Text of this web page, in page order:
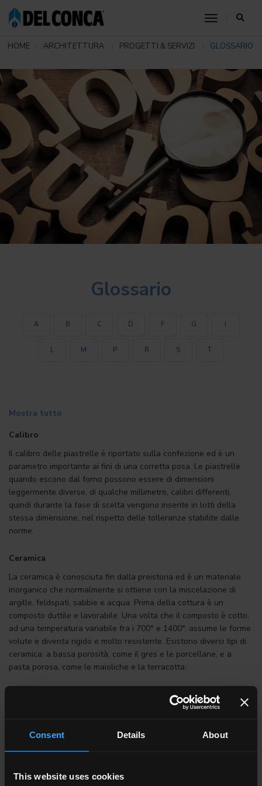
Consent Details About
This website uses cookies
toggle
HOME ARCHITETTURA PROGETTI & SERVIZI GLOSSARIO
Glossario
A B C D F G I
L M P R S T
Mostra tutto
Calibro
Il calibro delle piastrelle è riportato sulla confezione ed è un
parametro importante ai fini di una corretta posa. Le piastrelle
quando escono dal forno possono essere di dimensioni
leggermente diverse, di qualche millimetro, calibri differenti,
quindi durante la fase di scelta vengono inserite in lotti della
stessa dimensione, nel rispetto delle tolleranze stabilite dalle
norme.
Ceramica
La ceramica è conosciuta fin dalla preistoria ed è un materiale
inorganico che normalmente si ottiene con la miscelazione di
argille, feldspati, sabbie e acqua. Prima della cottura è un
composto duttile e lavorabile. Una volta che il composto è cotto,
ad una temperatura variabile fra i 700° e 1400°, assume le forme
volute e diventa rigido e molto resistente. Esistono diversi tipi di
ceramica: a bassa porosità, come il gres e le porcellane, e a
pasta porosa, come le maioliche e la terracotta.
Ceramics of Italy è un marchio registrato nel 2009 da
informa e assiste le aziende italiane produttrici di piastrelle di
ceramica, materiali refrattari, sanitari, stoviglierie e ceramica per
ceramiche italiane realizzate all’interno del territorio italiano ed